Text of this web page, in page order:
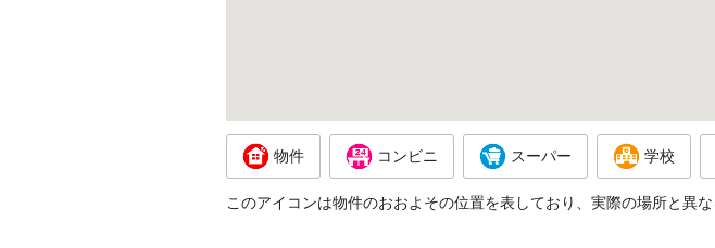
物件 コンビニ スーパー 学校
このアイコンは物件のおおよその位置を表しており、実際の場所と異